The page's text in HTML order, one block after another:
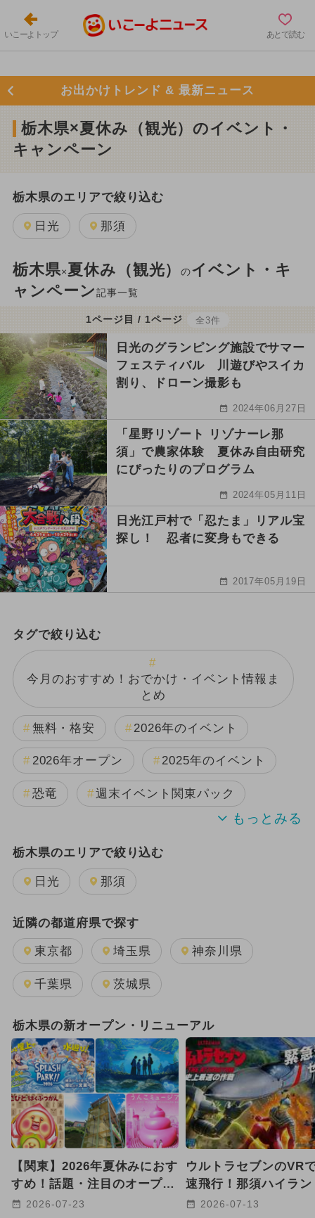
いこーよトップ あとで読む
お出かけトレンド & 最新ニュース
栃木県×夏休み（観光）のイベント・
キャンペーン
栃木県のエリアで絞り込む
日光 那須
栃木県×夏休み（観光）のイベント・キ
ャンペーン記事一覧
1ページ目 / 1ページ 全3件
日光のグランピング施設でサマー
フェスティバル 川遊びやスイカ
割り、ドローン撮影も
2024年06月27日
「星野リゾート リゾナーレ那
須」で農家体験 夏休み自由研究
にぴったりのプログラム
2024年05月11日
日光江戸村で「忍たま」リアル宝
探し！ 忍者に変身もできる
2017年05月19日
タグで絞り込む
今月のおすすめ！おでかけ・イベント情報ま
とめ
無料・格安 2026年のイベント
2026年オープン 2025年のイベント
恐竜 週末イベント関東パック
2024年のイベント
2025年11月のイベント
GW(ゴールデンウィーク)
イルミネーション
2026年7月のイベント
2024年7月のイベント
2026年1月のイベント
2026年2月のイベント キャラクター
日帰り 2025年3月のイベント
2025年7月のイベント
栃木県のエリアで絞り込む
日光 那須
近隣の都道府県で探す
東京都 埼玉県 神奈川県
千葉県 茨城県
栃木県の新オープン・リニューアル
【関東】2026年夏休みにおす
すめ！話題・注目のオープン
リニューアルスポット22選
2026-07-23
ウルトラセブンのVR
速飛行！那須ハイラン
クに新アトラクション
2026-07-13